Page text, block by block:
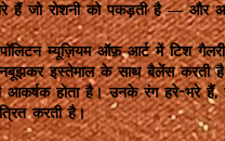
जो रोशनी को पकड़ती है — और
म्यूज़ियम ऑफ़ आर्ट में टिश
इस्तेमाल के साथ बैलेंस करती
आकर्षक होता है। उनके रंग हरे-
करती है।